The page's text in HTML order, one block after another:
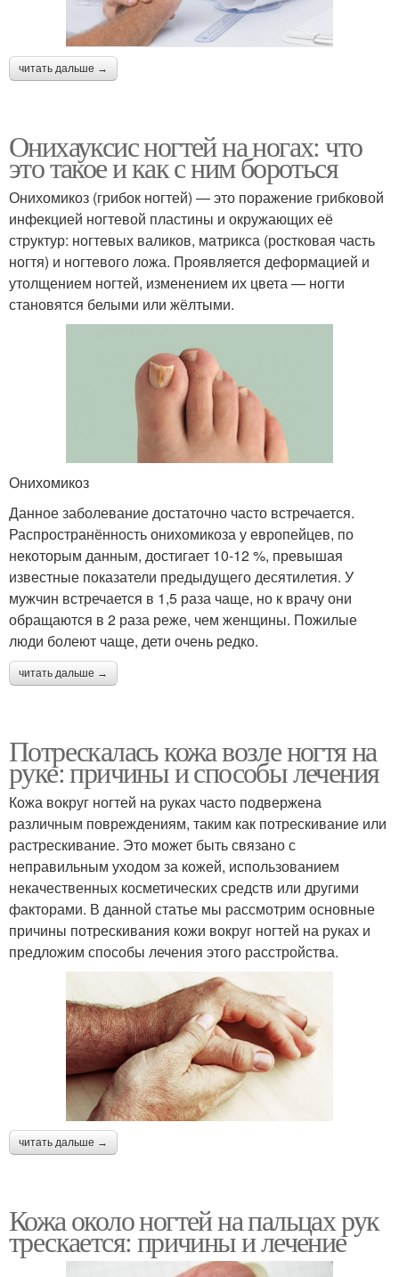
читать дальше →
Онихауксис ногтей на ногах: что
это такое и как с ним бороться
Онихомикоз (грибок ногтей) — это поражение грибковой
инфекцией ногтевой пластины и окружающих её
структур: ногтевых валиков, матрикса (ростковая часть
ногтя) и ногтевого ложа. Проявляется деформацией и
утолщением ногтей, изменением их цвета — ногти
становятся белыми или жёлтыми.
Онихомикоз
Данное заболевание достаточно часто встречается.
Распространённость онихомикоза у европейцев, по
некоторым данным, достигает 10-12 %, превышая
известные показатели предыдущего десятилетия. У
мужчин встречается в 1,5 раза чаще, но к врачу они
обращаются в 2 раза реже, чем женщины. Пожилые
люди болеют чаще, дети очень редко.
читать дальше →
Потрескалась кожа возле ногтя на
руке: причины и способы лечения
Кожа вокруг ногтей на руках часто подвержена
различным повреждениям, таким как потрескивание или
растрескивание. Это может быть связано с
неправильным уходом за кожей, использованием
некачественных косметических средств или другими
факторами. В данной статье мы рассмотрим основные
причины потрескивания кожи вокруг ногтей на руках и
предложим способы лечения этого расстройства.
читать дальше →
Кожа около ногтей на пальцах рук
трескается: причины и лечение